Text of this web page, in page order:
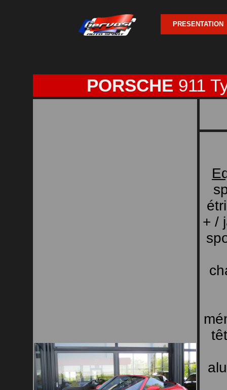
PRESENTATION
PORSCHE 911
+ /